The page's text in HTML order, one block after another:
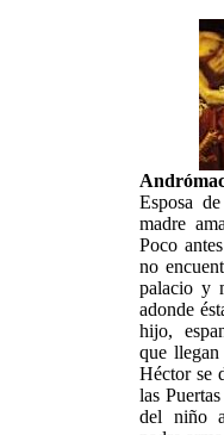
Esposa
madre
Poco
no
palacio y
adonde
hijo,
que
Héctor se
las
del niño